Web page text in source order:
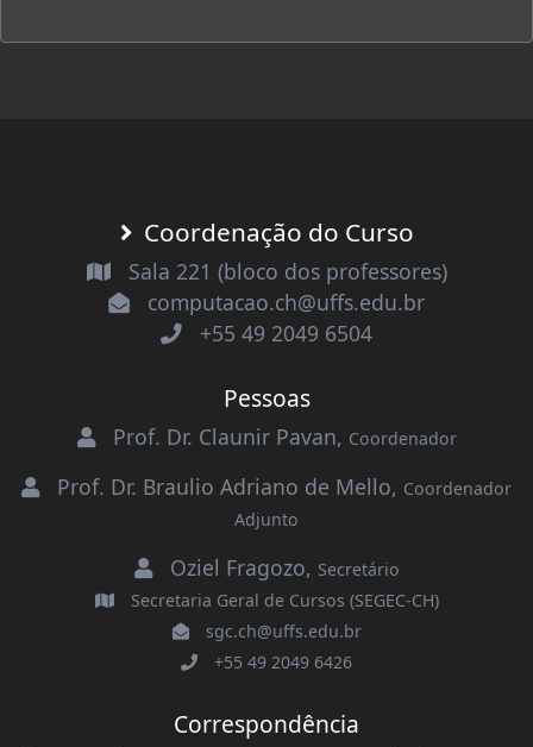
Coordenação do Curso
Sala 221 (bloco dos professores)
computacao.ch@uffs.edu.br
+55 49 2049 6504
Pessoas
Prof. Dr. Claunir Pavan, Coordenador
Prof. Dr. Braulio Adriano de Mello, Coordenador
Adjunto
Oziel Fragozo, Secretário
Secretaria Geral de Cursos (SEGEC-CH)
sgc.ch@uffs.edu.br
+55 49 2049 6426
Correspondência